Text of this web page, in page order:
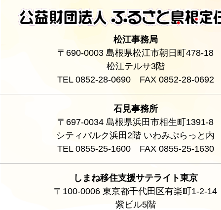
松江事務局
〒690-0003 島根県松江市朝日町478-18
松江テルサ3階
TEL 0852-28-0690 FAX 0852-28-0692
石見事務所
〒697-0034 島根県浜田市相生町1391-8
シティパルク浜田2階 いわみぷらっと内
TEL 0855-25-1600 FAX 0855-25-1630
しまね移住支援サテライト東京
〒100-0006 東京都千代田区有楽町1-2-14
紫ビル5階